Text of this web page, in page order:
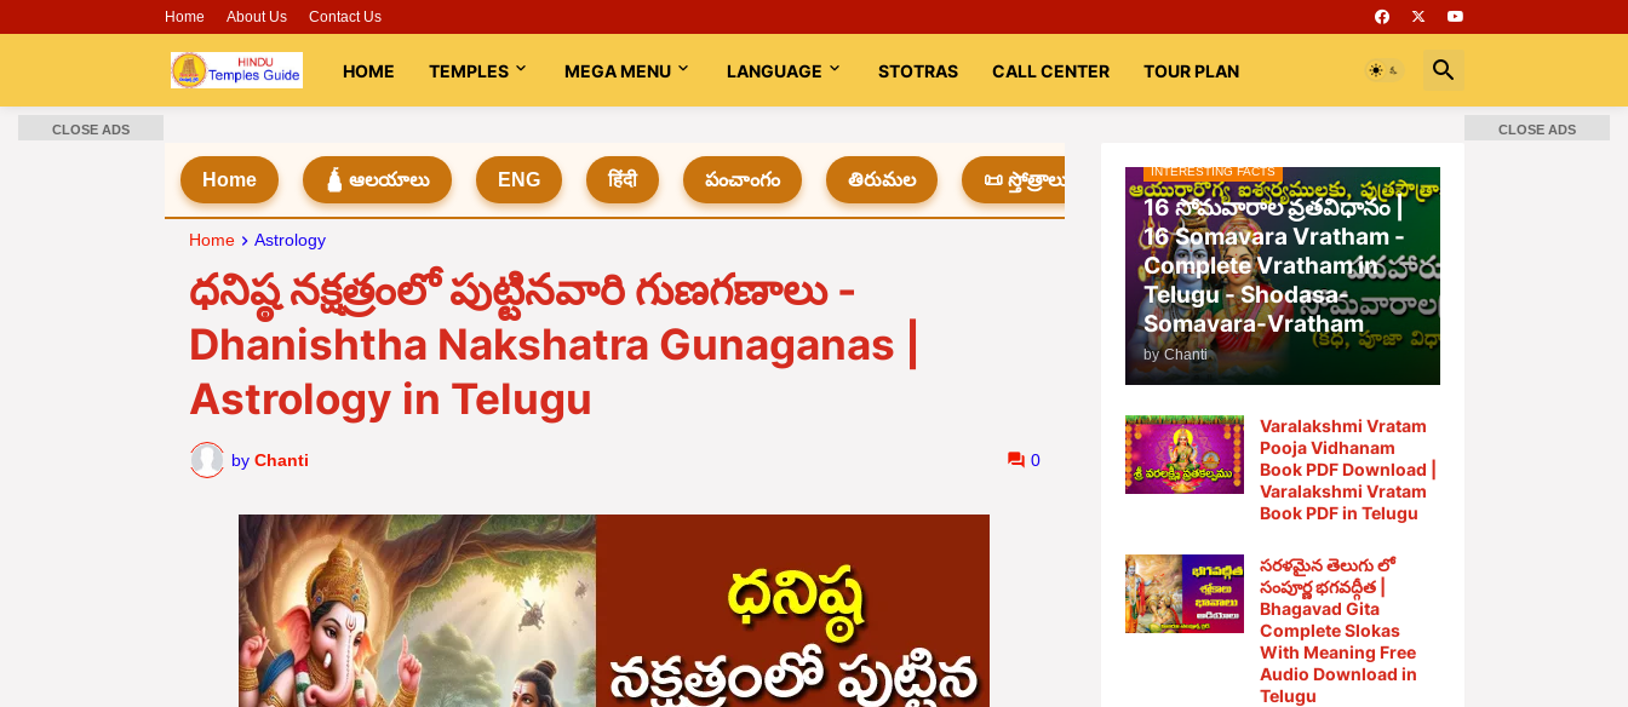
Home About Us Contact Us
HOME TEMPLES MEGA MENU LANGUAGE STOTRAS CALL CENTER TOUR PLAN
Home 🛕 ఆలయాలు ENG हिंदी పంచాంగం తిరుమల 📜 స్తోత్రాలు 📚 Books Rooms భగవద్గీత
Home Astrology
ధనిష్ఠ నక్షత్రంలో పుట్టినవారి గుణగణాలు -
Dhanishtha Nakshatra Gunaganas |
Astrology in Telugu
by Chanti 0
INTERESTING FACTS
16 సోమవారాల వ్రతవిధానం |
16 Somavara Vratham -
Complete Vratham in
Telugu - Shodasa-
Somavara-Vratham
by Chanti
Varalakshmi Vratam
Pooja Vidhanam
Book PDF Download |
Varalakshmi Vratam
Book PDF in Telugu
సరళమైన తెలుగు లో
సంపూర్ణ భగవద్గీత |
Bhagavad Gita
Complete Slokas
With Meaning Free
Audio Download in
Telugu
CLOSE ADS CLOSE ADS